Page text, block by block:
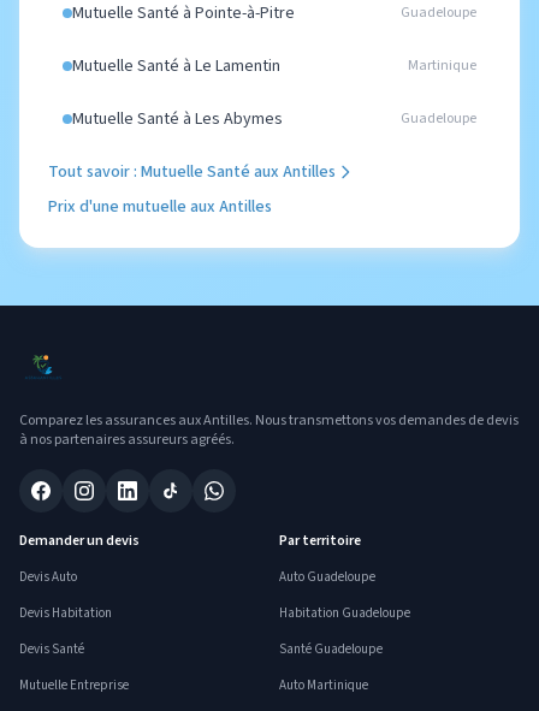
Mutuelle Santé à Pointe-à-Pitre Guadeloupe
Mutuelle Santé à Le Lamentin Martinique
Mutuelle Santé à Les Abymes Guadeloupe
Tout savoir : Mutuelle Santé aux Antilles
Prix d'une mutuelle aux Antilles
Comparez les assurances aux Antilles. Nous transmettons vos demandes de devis
à nos partenaires assureurs agréés.
Demander un devis
Devis Auto
Devis Habitation
Devis Santé
Mutuelle Entreprise
Par territoire
Auto Guadeloupe
Habitation Guadeloupe
Santé Guadeloupe
Auto Martinique